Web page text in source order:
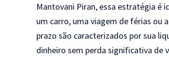
Mantovani Piran, essa estratégia é
um carro, uma viagem de férias ou
prazo são caracterizados por sua
dinheiro sem perda significativa de